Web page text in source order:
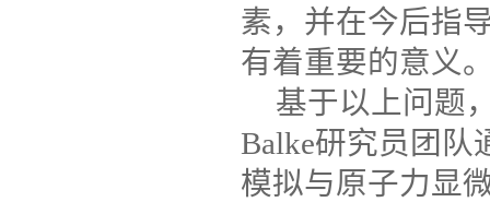
素，并在今后指
有着重要的意义
基于以上问题
Balke研究员团队
模拟与原子力显